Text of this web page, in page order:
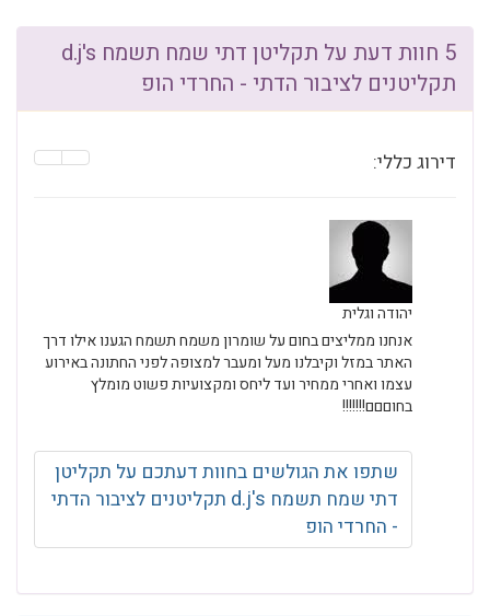
5 חוות דעת על תקליטן דתי שמח תשמח d.j's
תקליטנים לציבור הדתי - החרדי הופ
דירוג כללי:
יהודה וגלית
אנחנו ממליצים בחום על שומרון משמח תשמח הגענו אילו דרך
האתר במזל וקיבלנו מעל ומעבר למצופה לפני החתונה באירוע
עצמו ואחרי ממחיר ועד ליחס ומקצועיות פשוט מומלץ
בחוםםם!!!!!!!
שתפו את הגולשים בחוות דעתכם על תקליטן
דתי שמח תשמח d.j's תקליטנים לציבור הדתי
- החרדי הופ